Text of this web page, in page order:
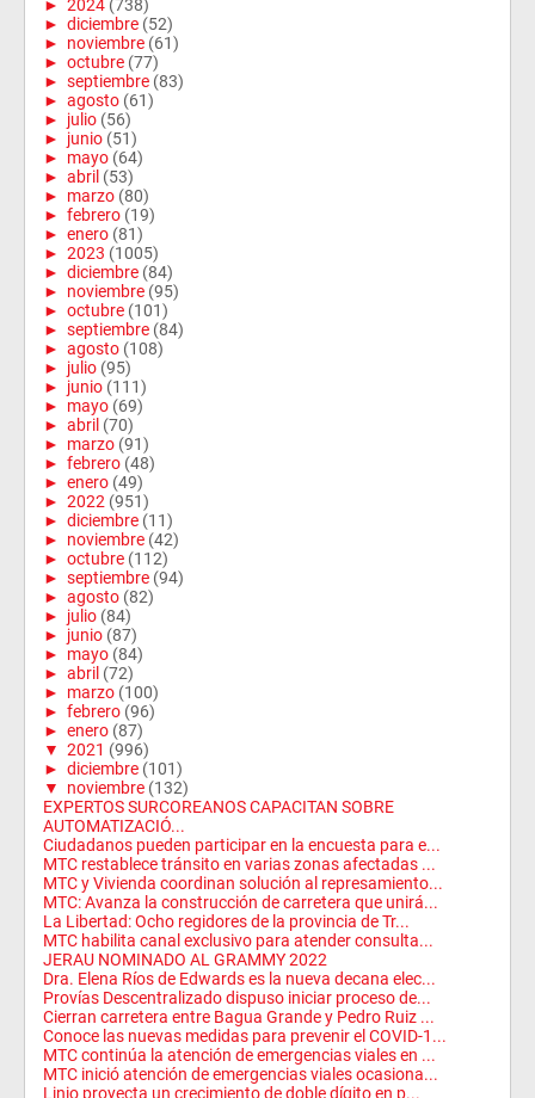
► 2024 (738)
► diciembre (52)
► noviembre (61)
► octubre (77)
► septiembre (83)
► agosto (61)
► julio (56)
► junio (51)
► mayo (64)
► abril (53)
► marzo (80)
► febrero (19)
► enero (81)
► 2023 (1005)
► diciembre (84)
► noviembre (95)
► octubre (101)
► septiembre (84)
► agosto (108)
► julio (95)
► junio (111)
► mayo (69)
► abril (70)
► marzo (91)
► febrero (48)
► enero (49)
► 2022 (951)
► diciembre (11)
► noviembre (42)
► octubre (112)
► septiembre (94)
► agosto (82)
► julio (84)
► junio (87)
► mayo (84)
► abril (72)
► marzo (100)
► febrero (96)
► enero (87)
▼ 2021 (996)
► diciembre (101)
▼
noviembre (132)
EXPERTOS SURCOREANOS CAPACITAN SOBRE
AUTOMATIZACIÓ...
Ciudadanos pueden participar en la encuesta para e...
MTC restablece tránsito en varias zonas afectadas ...
MTC y Vivienda coordinan solución al represamiento...
MTC: Avanza la construcción de carretera que unirá...
La Libertad: Ocho regidores de la provincia de Tr...
MTC habilita canal exclusivo para atender consulta...
JERAU NOMINADO AL GRAMMY 2022
Dra. Elena Ríos de Edwards es la nueva decana elec...
Provías Descentralizado dispuso iniciar proceso de...
Cierran carretera entre Bagua Grande y Pedro Ruiz ...
Conoce las nuevas medidas para prevenir el COVID-1...
MTC continúa la atención de emergencias viales en ...
MTC inició atención de emergencias viales ocasiona...
Linio proyecta un crecimiento de doble dígito en p...